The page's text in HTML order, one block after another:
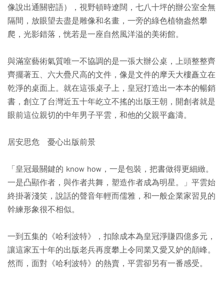
像說出通關密語），視野頓時遼闊，七八十坪的辦公室全無
隔間，放眼望去盡是雕像和名畫，一旁的綠色植物盎然攀
爬，光影錯落，恍若是一座自然風洋溢的美術館。
與滿室藝術氣質唯一不協調的是一張大辦公桌，上頭整整齊
齊擺著五、六大疊尺高的文件，像是文件的摩天大樓矗立在
乾淨的桌面上。就在這張桌子上，皇冠打造出一本本的暢銷
書，創立了台灣近五十年屹立不搖的出版王朝，開創者就是
眼前這位親切的中年男子平雲，和他的父親平鑫濤。
居安思危 憂心出版前景
「皇冠最關鍵的 know how，一是包裝，把書做得更細緻。
一是凸顯作者，與作者共舞，塑造作者成為明星。」平雲始
終掛著淺笑，說話的聲音年輕而儒雅，和一般企業家習見的
幹練形象很不相似。
一到五集的《哈利波特》，扣除成本為皇冠淨賺四億多元，
讓這家五十年的出版老兵再度攀上令同業又愛又妒的顛峰。
然而，面對《哈利波特》的熱賣，平雲卻另有一番感受。